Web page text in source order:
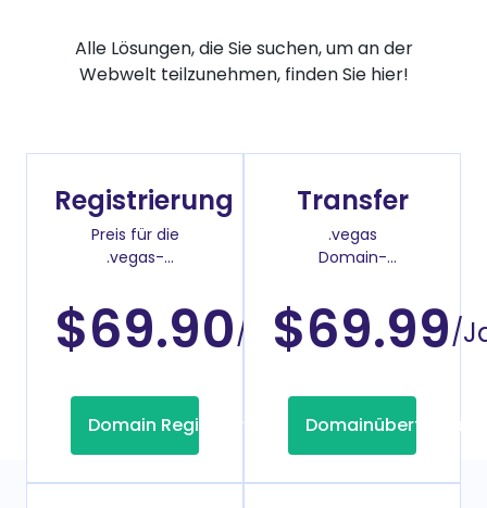
Alle Lösungen, die Sie suchen, um an der
Webwelt teilzunehmen, finden Sie hier!
Registrierung
Preis für die
.vegas-
$69.90/Jahr
Domain Registrierung
Transfer
.vegas
Domain-
$69.99/
Domainübertragung